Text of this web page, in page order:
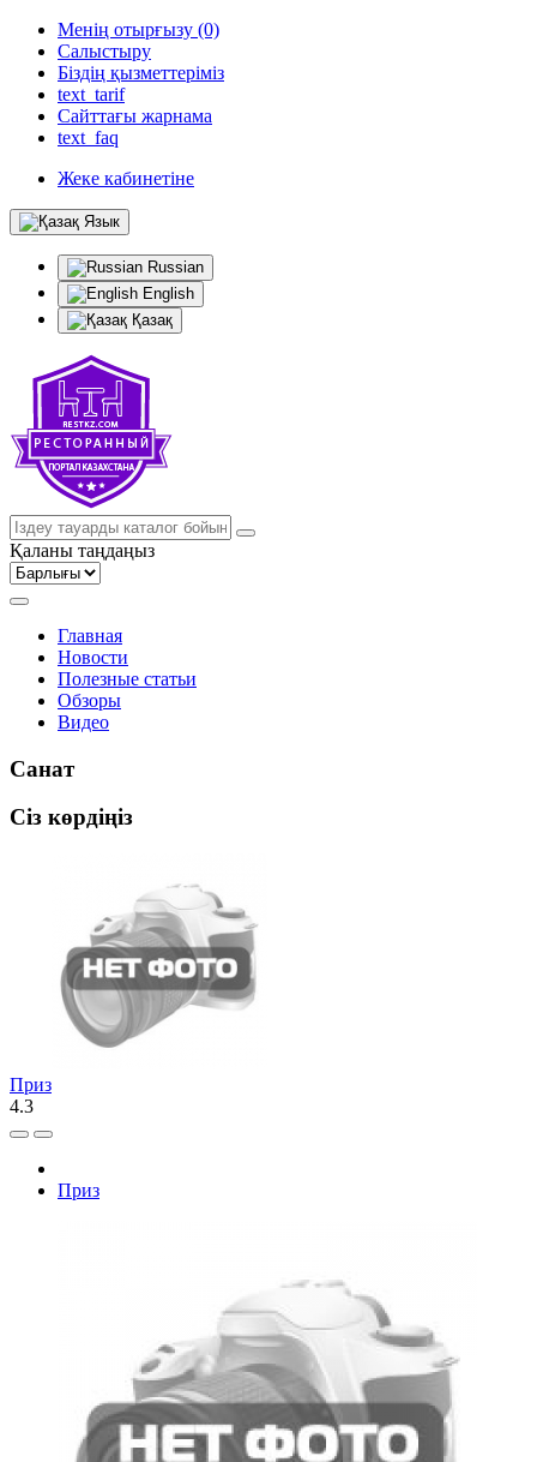
Менің отырғызу (0)
Салыстыру
Біздің қызметтеріміз
text_tarif
Сайттағы жарнама
text_faq
Жеке кабинетіне
Язык
Russian
English
Қазақ
Қаланы таңдаңыз
Главная
Новости
Полезные статьи
Обзоры
Видео
Санат
Сіз көрдіңіз
Приз
4.3
Приз